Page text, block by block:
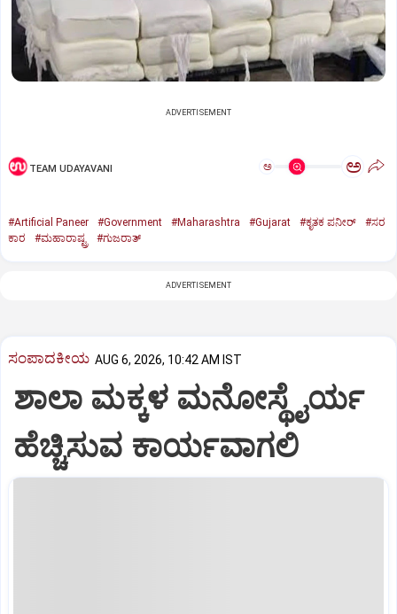
ADVERTISEMENT
TEAM UDAYAVANI ಅ ಅ
#Artificial Paneer #Government #Maharashtra #Gujarat #ಕೃತಕ ಪನೀರ್‌
#ಸರ
ಕಾರ
#ಮಹಾರಾಷ್ಟ್ರ #ಗುಜರಾತ್‌
ADVERTISEMENT
ಸಂಪಾದಕೀಯ AUG 6, 2026, 10:42 AM IST
ಶಾಲಾ ಮಕ್ಕಳ ಮನೋಸ್ಥೈರ್ಯ
ಹೆಚ್ಚಿಸುವ ಕಾರ್ಯವಾಗಲಿ